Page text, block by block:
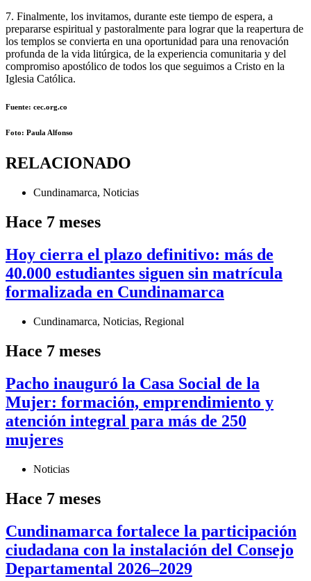
7. Finalmente, los invitamos, durante este tiempo de espera, a
prepararse espiritual y pastoralmente para lograr que la reapertura de
los templos se convierta en una oportunidad para una renovación
profunda de la vida litúrgica, de la experiencia comunitaria y del
compromiso apostólico de todos los que seguimos a Cristo en la
Iglesia Católica.
Fuente: cec.org.co
Foto: Paula Alfonso
RELACIONADO
Cundinamarca, Noticias
Hace 7 meses
Hoy cierra el plazo definitivo: más de
40.000 estudiantes siguen sin matrícula
formalizada en Cundinamarca
Cundinamarca, Noticias, Regional
Hace 7 meses
Pacho inauguró la Casa Social de la
Mujer: formación, emprendimiento y
atención integral para más de 250
mujeres
Noticias
Hace 7 meses
Cundinamarca fortalece la participación
ciudadana con la instalación del Consejo
Departamental 2026–2029